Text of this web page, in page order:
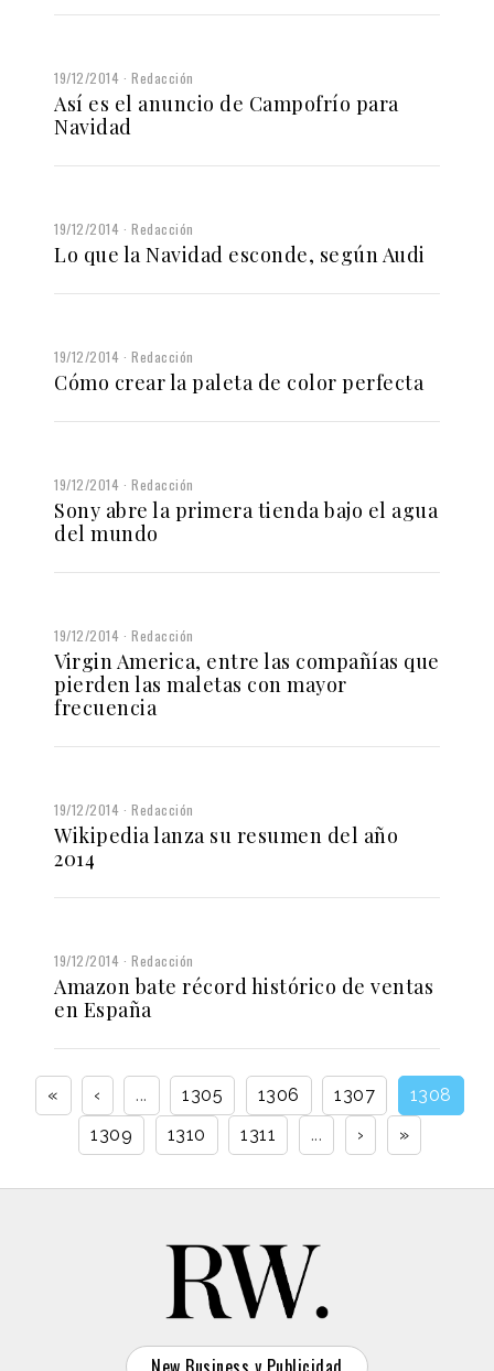
19/12/2014 Redacción
Así es el anuncio de Campofrío para
Navidad
19/12/2014 Redacción
Lo que la Navidad esconde, según Audi
19/12/2014 Redacción
Cómo crear la paleta de color perfecta
19/12/2014 Redacción
Sony abre la primera tienda bajo el agua
del mundo
19/12/2014 Redacción
Virgin America, entre las compañías que
pierden las maletas con mayor
frecuencia
19/12/2014 Redacción
Wikipedia lanza su resumen del año
2014
19/12/2014 Redacción
Amazon bate récord histórico de ventas
en España
« ‹ ... 1305 1306 1307
1308
1309
1310 1311 ... › »